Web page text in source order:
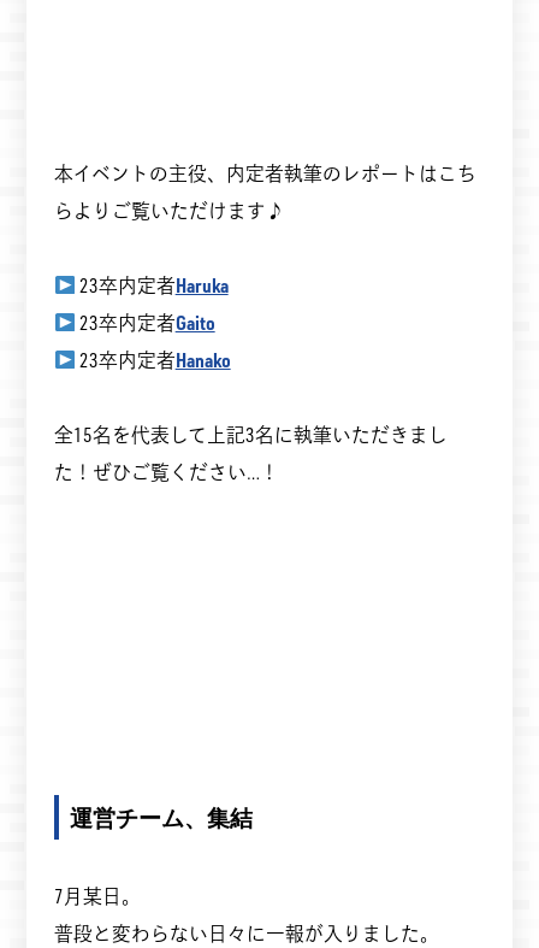
本イベントの主役、内定者執筆のレポートはこち
らよりご覧いただけます♪
23卒内定者Haruka
23卒内定者Gaito
23卒内定者Hanako
全15名を代表して上記3名に執筆いただきまし
た！ぜひご覧ください…！
運営チーム、集結
7月某日。
普段と変わらない日々に一報が入りました。